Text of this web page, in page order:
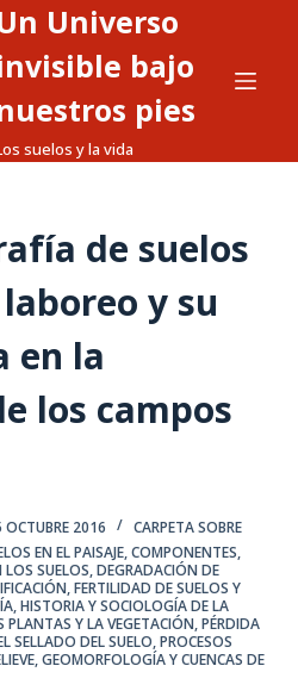
Universo
bajo
pies
suelos y la vida
de suelos
y su
en la
los campos
OCTUBRE 2016
CARPETA SOBRE
EN EL PAISAJE,COMPONENTES,
LOS SUELOS,DEGRADACIÓN DE
,FERTILIDAD DE SUELOS Y
HISTORIA Y SOCIOLOGÍA DE LA
PLANTAS Y LA VEGETACIÓN,PÉRDIDA
SELLADO DEL SUELO,PROCESOS
GEOMORFOLOGÍA Y CUENCAS DE